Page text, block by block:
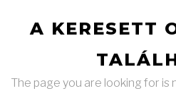
A KERESETT
The page you are looking for is